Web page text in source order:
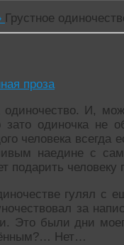
Грустное
проза
И,
одиночка не
человека всегда
наедине с
подарить
гулял с
за
Это были дни
Нет…